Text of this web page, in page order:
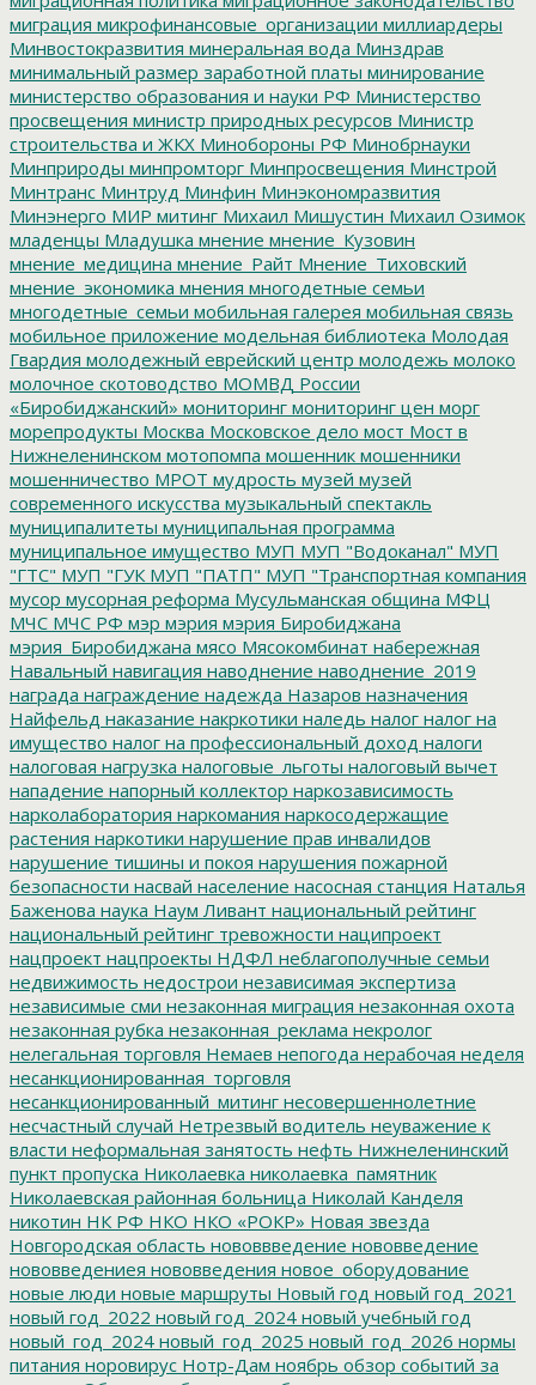
миграция микрофинансовые_организации миллиардеры
Минвостокразвития минеральная вода Минздрав
минимальный размер заработной платы минирование
министерство образования и науки РФ Министерство
просвещения министр природных ресурсов Министр
строительства и ЖКХ Минобороны РФ Минобрнауки
Минприроды минпромторг Минпросвещения Минстрой
Минтранс Минтруд Минфин Минэкономразвития
Минэнерго МИР митинг Михаил Мишустин Михаил Озимок
младенцы Младушка мнение мнение_Кузовин
мнение_медицина мнение_Райт Мнение_Тиховский
мнение_экономика мнения многодетные семьи
многодетные_семьи мобильная галерея мобильная связь
мобильное приложение модельная библиотека Молодая
Гвардия молодежный еврейский центр молодежь молоко
молочное скотоводство МОМВД России
«Биробиджанский» мониторинг мониторинг цен морг
морепродукты Москва Московское дело мост Мост в
Нижнеленинском мотопомпа мошенник мошенники
мошенничество МРОТ мудрость музей музей
современного искусства музыкальный спектакль
муниципалитеты муниципальная программа
муниципальное имущество МУП МУП "Водоканал" МУП
"ГТС" МУП "ГУК МУП "ПАТП" МУП "Транспортная компания
мусор мусорная реформа Мусульманская община МФЦ
МЧС МЧС РФ мэр мэрия мэрия Биробиджана
мэрия_Биробиджана мясо Мясокомбинат набережная
Навальный навигация наводнение наводнение_2019
награда награждение надежда Назаров назначения
Найфельд наказание накркотики наледь налог налог на
имущество налог на профессиональный доход налоги
налоговая нагрузка налоговые_льготы налоговый вычет
нападение напорный коллектор наркозависимость
нарколаборатория наркомания наркосодержащие
растения наркотики нарушение прав инвалидов
нарушение тишины и покоя нарушения пожарной
безопасности насвай население насосная станция Наталья
Баженова наука Наум Ливант национальный рейтинг
национальный рейтинг тревожности наципроект
нацпроект нацпроекты НДФЛ неблагополучные семьи
недвижимость недострои независимая экспертиза
независимые сми незаконная миграция незаконная охота
незаконная рубка незаконная_реклама некролог
нелегальная торговля Немаев непогода нерабочая неделя
несанкционированная_торговля
несанкционированный_митинг несовершеннолетние
несчастный случай Нетрезвый водитель неуважение к
власти неформальная занятость нефть Нижнеленинский
пункт пропуска Николаевка николаевка_памятник
Николаевская районная больница Николай Канделя
никотин НК РФ НКО НКО «РОКР» Новая звезда
Новгородская область нововвведение нововведение
нововведениея нововведения новое_оборудование
новые люди новые маршруты Новый год новый год_2021
новый год_2022 новый год_2024 новый учебный год
новый_год_2024 новый_год_2025 новый_год_2026 нормы
питания норовирус Нотр-Дам ноябрь обзор событий за